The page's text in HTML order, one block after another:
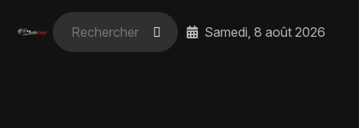
Samedi, 8 août 2026